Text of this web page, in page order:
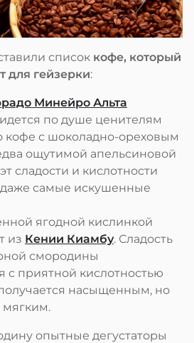
список кофе, который
для гейзерки:
Минейро Альта
по душе ценителям
кофе с шоколадно-ореховым
ощутимой апельсиновой
сладости и кислотности
самые искушенные
ягодной кислинкой
из Кении Киамбу. Сладость
смородины
с приятной кислотностью
насыщенным, но
мягким.
опытные дегустаторы